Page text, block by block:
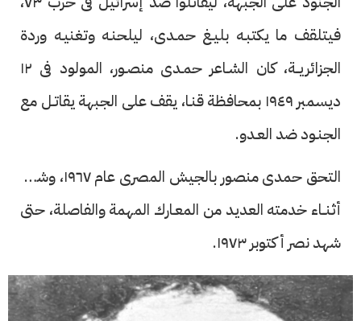
فيتلقف ما يكتبـه بليـغ حمـدى، ليلحنـه وتغنيـه وردة
الجزائريــة، كان الشـاعر حمـدى منصـور، المولود فى ١٢
ديسمبر ١٩٤٩ بمحافظة قنـا، يقف على الجبهة يقاتـل مع
الجنـود ضد العـدو.
التحق حمدى منصور بالجيش المصرى عام ١٩٦٧، وشهد
أثنــاء خدمته العديد من المعـارك المهمة والفاصلة، حتى
شهد نصر أكتوبر ١٩٧٣.